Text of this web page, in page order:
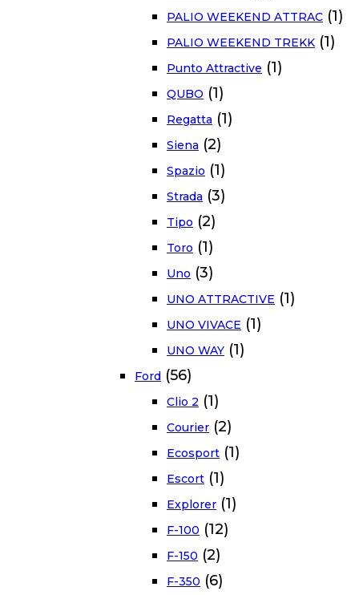
PALIO WEEKEND ATTRAC (1)
PALIO WEEKEND TREKK (1)
Punto Attractive (1)
QUBO (1)
Regatta (1)
Siena (2)
Spazio (1)
Strada (3)
Tipo (2)
Toro (1)
Uno (3)
UNO ATTRACTIVE (1)
UNO VIVACE (1)
UNO WAY (1)
Ford (56)
Clio 2 (1)
Courier (2)
Ecosport (1)
Escort (1)
Explorer (1)
F-100 (12)
F-150 (2)
F-350 (6)